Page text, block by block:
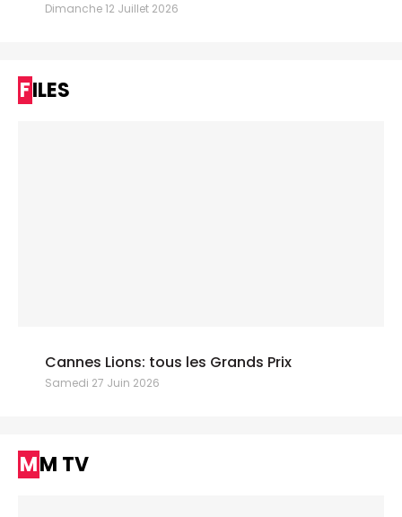
Dimanche 12 Juillet 2026
FILES
Cannes Lions: tous les Grands Prix
Samedi 27 Juin 2026
MM TV